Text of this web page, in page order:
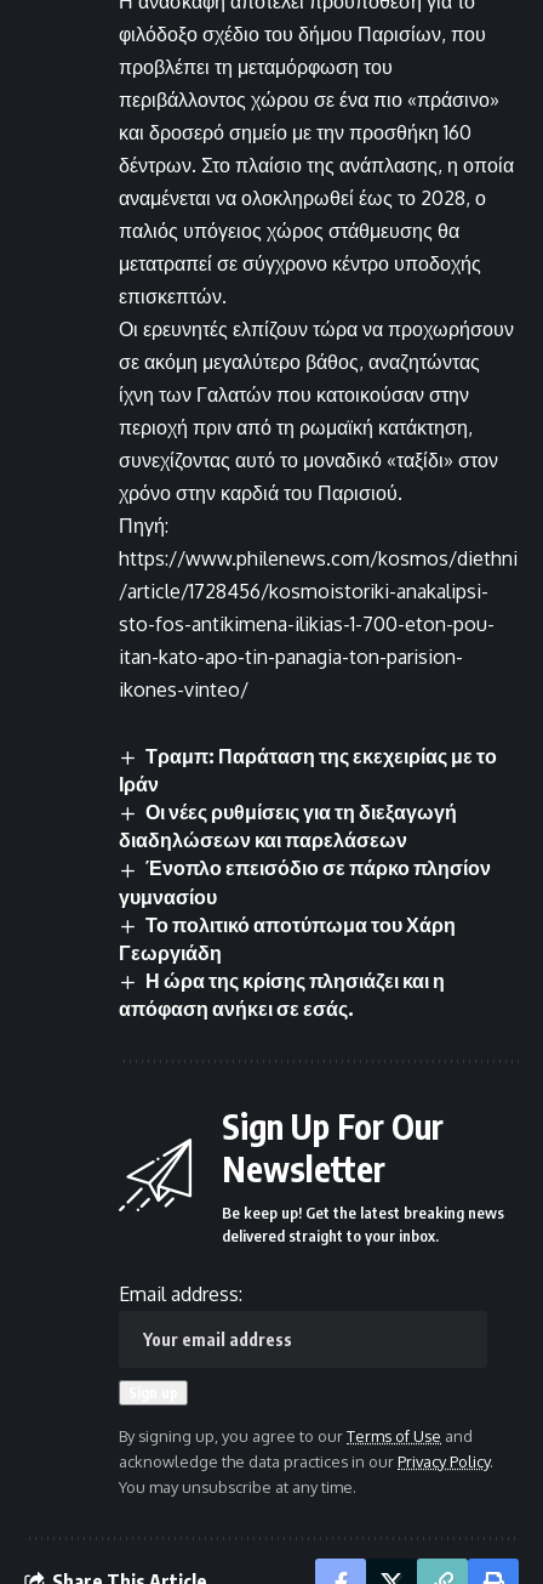
φιλόδοξο σχέδιο του δήμου Παρισίων, που
προβλέπει τη μεταμόρφωση του
περιβάλλοντος χώρου σε ένα πιο «πράσινο»
και δροσερό σημείο με την προσθήκη 160
δέντρων. Στο πλαίσιο της ανάπλασης, η οποία
αναμένεται να ολοκληρωθεί έως το 2028, ο
παλιός υπόγειος χώρος στάθμευσης θα
μετατραπεί σε σύγχρονο κέντρο υποδοχής
επισκεπτών.
Οι ερευνητές ελπίζουν τώρα να προχωρήσουν
σε ακόμη μεγαλύτερο βάθος, αναζητώντας
ίχνη των Γαλατών που κατοικούσαν στην
περιοχή πριν από τη ρωμαϊκή κατάκτηση,
συνεχίζοντας αυτό το μοναδικό «ταξίδι» στον
χρόνο στην καρδιά του Παρισιού.
Πηγή:
https://www.philenews.com/kosmos/diethni
/article/1728456/kosmoistoriki-anakalipsi-
sto-fos-antikimena-ilikias-1-700-eton-pou-
itan-kato-apo-tin-panagia-ton-parision-
ikones-vinteo/
Τραμπ: Παράταση της εκεχειρίας με το
Ιράν
Οι νέες ρυθμίσεις για τη διεξαγωγή
διαδηλώσεων και παρελάσεων
Ένοπλο επεισόδιο σε πάρκο πλησίον
γυμνασίου
Το πολιτικό αποτύπωμα του Χάρη
Γεωργιάδη
Η ώρα της κρίσης πλησιάζει και η
απόφαση ανήκει σε εσάς.
Sign Up For Our
Newsletter
Be keep up! Get the latest breaking news
delivered straight to your inbox.
Email address:
By signing up, you agree to ourTerms of Use and
acknowledge the data practices in ourPrivacy Policy.
You may unsubscribe at any time.